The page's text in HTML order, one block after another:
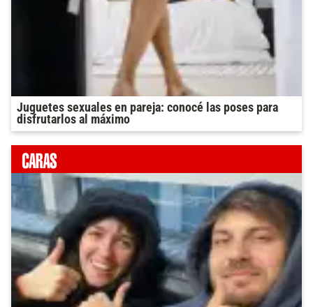
Juguetes sexuales en pareja: conocé las poses para
disfrutarlos al máximo